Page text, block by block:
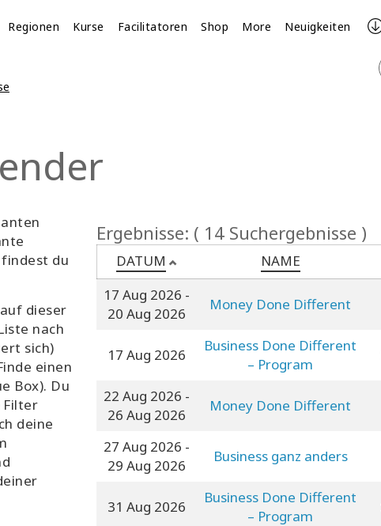
Regionen Kurse Facilitatoren Shop More Neuigkeiten
du
dieser
nach
sich)
einen
Box). Du
Filter
deine
Ergebnisse: ( 14 Suchergebnisse )
DATUM NAME
17 Aug 2026 -
20 Aug 2026
Money Done Different
17 Aug 2026
Business Done Different
– Program
22 Aug 2026 -
26 Aug 2026
Money Done Different
27 Aug 2026 -
29 Aug 2026
Business ganz anders
31 Aug 2026
Business Done Different
– Program